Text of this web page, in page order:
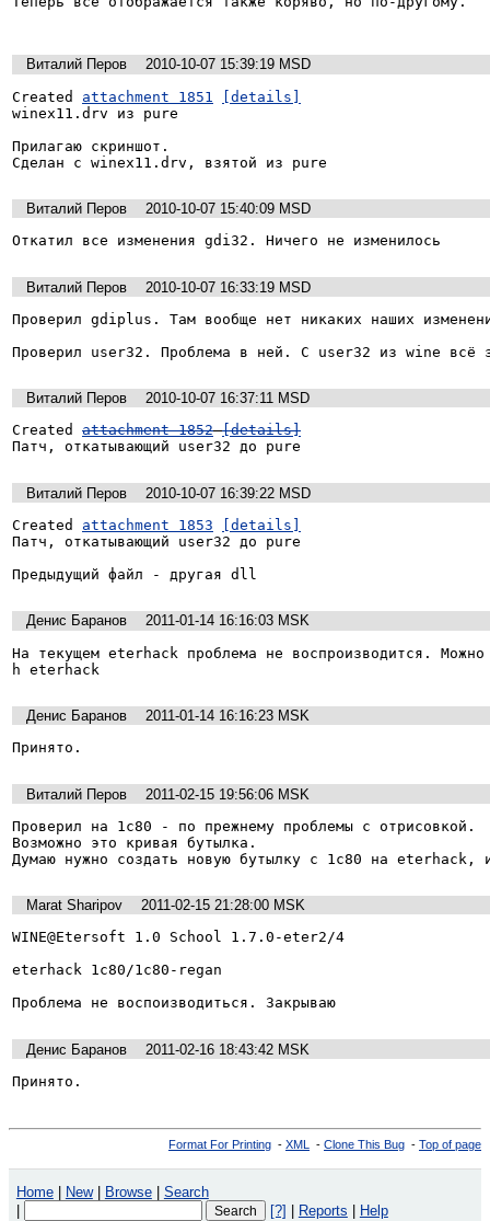
Виталий Перов
2010-10-07 15:39:19 MSD
Created attachment 1851
[details]
winex11.drv из pure
Прилагаю скриншот.
Сделан с winex11.drv, взятой из pure
Виталий Перов
2010-10-07 15:40:09 MSD
Откатил все изменения gdi32. Ничего не изменилось
Виталий Перов
2010-10-07 16:33:19 MSD
Проверил gdiplus. Там вообще нет никаких наших
Проверил user32. Проблема в ней. С user32 из wine всё
Виталий Перов
2010-10-07 16:37:11 MSD
Created attachment 1852 [details]
Патч, откатывающий user32 до pure
Виталий Перов
2010-10-07 16:39:22 MSD
Created attachment 1853
[details]
Патч, откатывающий user32 до pure
Предыдущий файл - другая dll
Денис Баранов
2011-01-14 16:16:03 MSK
На текущем eterhack проблема не воспроизводится.
h eterhack
Денис Баранов
2011-01-14 16:16:23 MSK
Принято.
Виталий Перов
2011-02-15 19:56:06 MSK
Проверил на 1c80 - по прежнему проблемы с отрисовкой.
Возможно это кривая бутылка.
Думаю нужно создать новую бутылку c 1с80 на eterhack,
Marat Sharipov
2011-02-15 21:28:00 MSK
WINE@Etersoft 1.0 School 1.7.0-eter2/4
eterhack 1c80/1c80-regan
Проблема не воспоизводиться. Закрываю
Денис Баранов
2011-02-16 18:43:42 MSK
Принято.
Format For Printing - XML - Clone This Bug - Top of page
Home New Browse
Search
[?] Reports
Help